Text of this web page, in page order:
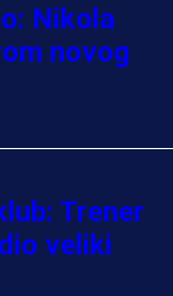
Nikola
novog
Trener
veliki